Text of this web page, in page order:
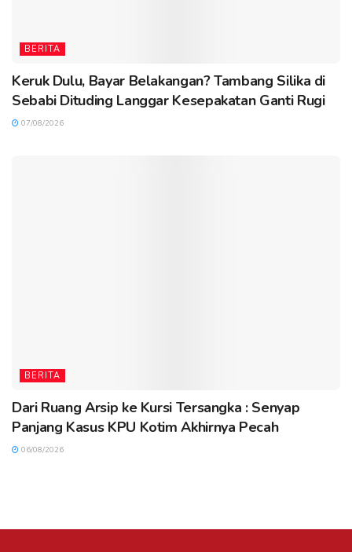
BERITA
Keruk Dulu, Bayar Belakangan? Tambang Silika di
Sebabi Dituding Langgar Kesepakatan Ganti Rugi
07/08/2026
BERITA
Dari Ruang Arsip ke Kursi Tersangka : Senyap
Panjang Kasus KPU Kotim Akhirnya Pecah
06/08/2026